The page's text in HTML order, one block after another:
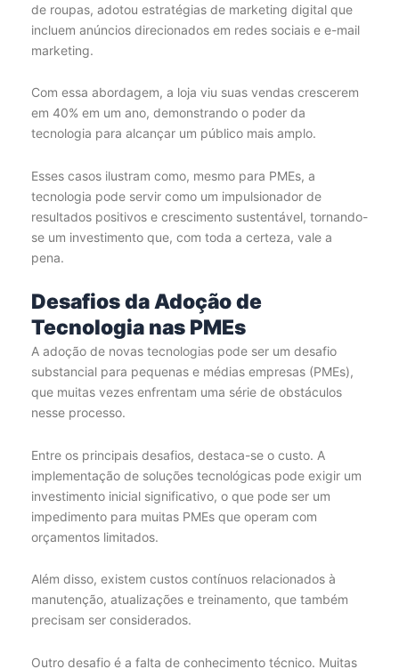
de roupas, adotou estratégias de marketing digital que
incluem anúncios direcionados em redes sociais e e-mail
marketing.
Com essa abordagem, a loja viu suas vendas crescerem
em 40% em um ano, demonstrando o poder da
tecnologia para alcançar um público mais amplo.
Esses casos ilustram como, mesmo para PMEs, a
tecnologia pode servir como um impulsionador de
resultados positivos e crescimento sustentável, tornando-
se um investimento que, com toda a certeza, vale a
pena.
Desafios da Adoção de
Tecnologia nas PMEs
A adoção de novas tecnologias pode ser um desafio
substancial para pequenas e médias empresas (PMEs),
que muitas vezes enfrentam uma série de obstáculos
nesse processo.
Entre os principais desafios, destaca-se o custo. A
implementação de soluções tecnológicas pode exigir um
investimento inicial significativo, o que pode ser um
impedimento para muitas PMEs que operam com
orçamentos limitados.
Além disso, existem custos contínuos relacionados à
manutenção, atualizações e treinamento, que também
precisam ser considerados.
Outro desafio é a falta de conhecimento técnico. Muitas